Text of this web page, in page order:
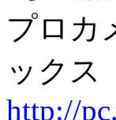
プロカ
ックス
http://